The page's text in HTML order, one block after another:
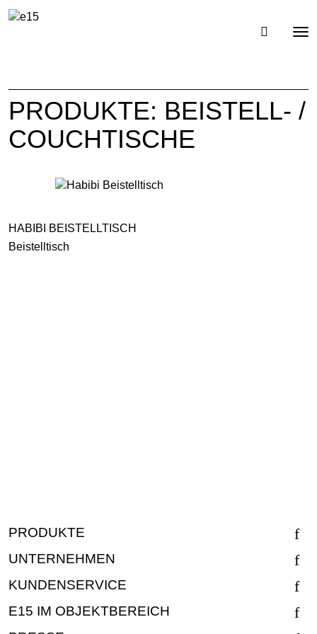
PRODUKTE: BEISTELL- /
COUCHTISCHE
HABIBI BEISTELLTISCH
Beistelltisch
PRODUKTE
UNTERNEHMEN
KUNDENSERVICE
E15 IM OBJEKTBEREICH